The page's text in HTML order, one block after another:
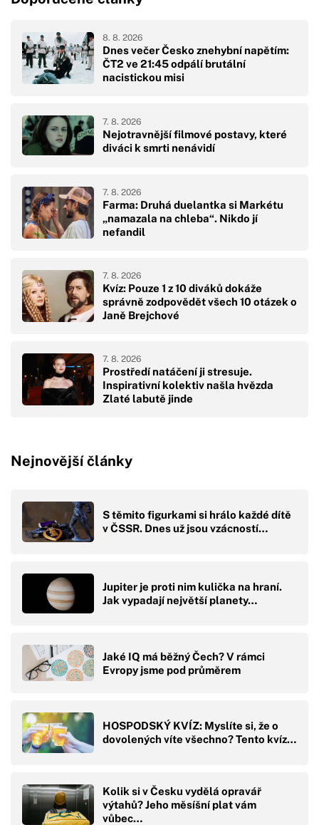
Dnes večer Česko znehybní napětím:
ČT2 ve 21:45 odpálí brutální
nacistickou misi
8. 8. 2026
Nejotravnější filmové postavy, které
diváci k smrti nenávidí
7. 8. 2026
Farma: Druhá duelantka si Markétu
„namazala na chleba“. Nikdo jí
nefandil
7. 8. 2026
Kvíz: Pouze 1 z 10 diváků dokáže
správně zodpovědět všech 10 otázek o
Janě Brejchové
7. 8. 2026
Prostředí natáčení ji stresuje.
Inspirativní kolektiv našla hvězda
Zlaté labutě jinde
7. 8. 2026
Nejnovější články
S těmito figurkami si hrálo každé dítě
v ČSSR. Dnes už jsou vzácností…
Jupiter je proti nim kulička na hraní.
Jak vypadají největší planety…
Jaké IQ má běžný Čech? V rámci
Evropy jsme pod průměrem
HOSPODSKÝ KVÍZ: Myslíte si, že o
dovolených víte všechno? Tento kvíz…
Kolik si v Česku vydělá opravář
výtahů? Jeho měsíšní plat vám
vůbec…